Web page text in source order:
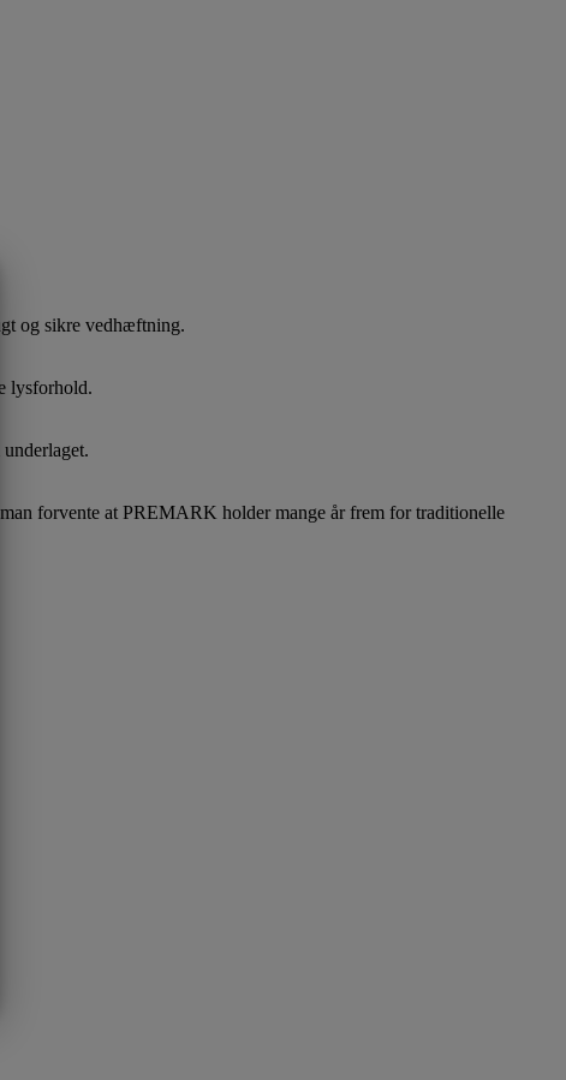
og sikre vedhæftning.
lysforhold.
forvente at PREMARK holder mange år frem for traditionelle